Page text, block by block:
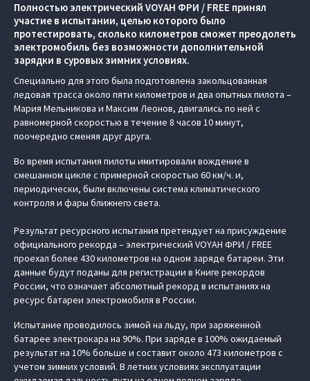
Полностью электрический VOYAH ФРИ / FREE принял
участие в испытании, целью которого было
протестировать, сколько километров сможет преодолеть
электромобиль без возможности дополнительной
зарядки в суровых зимних условиях.
Специально для этого была подготовлена закольцованная
ледовая трасса около пяти километров и два опытных пилота –
Мария Мельникова и Максим Леонов, двигались по ней с
равномерной скоростью в течение 8 часов 10 минут,
поочередно сменяя друг друга.
Во время испытания пилоты имитировали вождение в
смешанном цикле с примерной скоростью 60 км/ч. и,
периодически, были включены система климатического
контроля и фары ближнего света.
Результат ресурсного испытания претендует на присуждение
официального рекорда – электрический VOYAH ФРИ / FREE
проехал более 430 километров на одном заряде батареи. Эти
данные будут поданы для регистрации в Книге рекордов
России, что означает абсолютный рекорд в испытаниях на
ресурс батареи электромобиля в России.
Испытание проводилось зимой на льду, при заряженной
батарее электрокара на 90%. При заряде в 100% ожидаемый
результат на 10% больше и составит около 473 километров с
учетом зимних условий. В летних условиях эксплуатации